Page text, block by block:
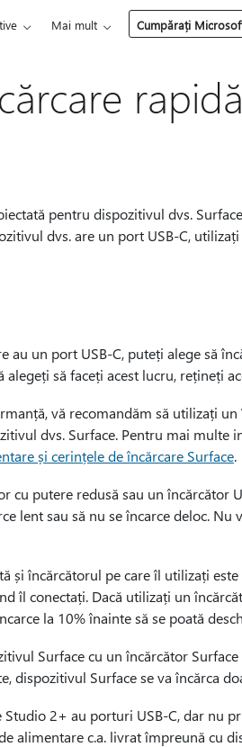
Mai mult Cumpărați
pentru dispozitivul dvs.
dvs. are un port USB-C,
au un port USB-C, puteți alege să
alegeți să faceți acest lucru, rețineți
vă recomandăm să utilizați
dvs. Surface. Pentru mai multe
și cerințele de încărcare Surface.
cu putere redusă sau un încărcător
lent sau să nu se încarce deloc.
și încărcătorul pe care îl utilizați
îl conectați. Dacă utilizați un
la 10% înainte să se poată
Surface cu un încărcător
dispozitivul Surface se va încărca
Studio 2+ au porturi USB-C, dar nu
alimentare c.a. livrat împreună cu